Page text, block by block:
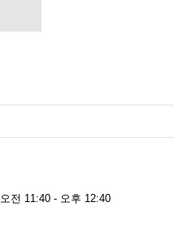
전 11:40 - 오후 12:40